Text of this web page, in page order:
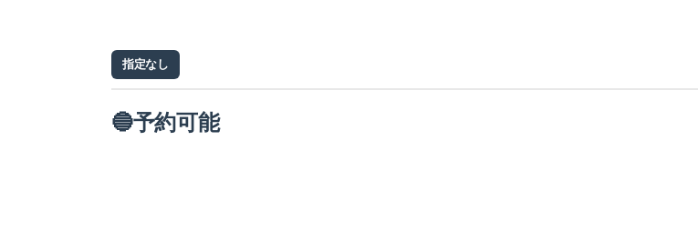
指定なし
🔵予約可能